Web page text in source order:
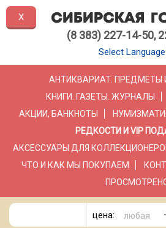
(8 383) 227-14-50,
Select Language
АНТИКВАРИАТ. ПРЕДМЕТЫ
КНИГИ. ГАЗЕТЫ. ЖУРНАЛЫ
АКЦИИ, БАНКНОТЫ
РЕДКОСТИ И VIP
АКСЕССУАРЫ ДЛЯ
ЧТО И КАК МЫ ПОКУПАЕМ
цена: -
X